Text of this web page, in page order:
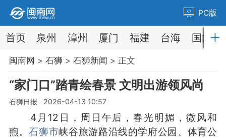
PC版
首页 泉州 漳州 厦门 福建 台海 国内
闽南网 > 石狮 > 石狮新闻 > 正文
“家门口”踏青绘春景 文明出游领风尚
石狮日报 2026-04-13 10:57
4月12日，周日午后，春光明媚，微风和
煦。石狮市峡谷旅游路沿线的学府公园、体育公